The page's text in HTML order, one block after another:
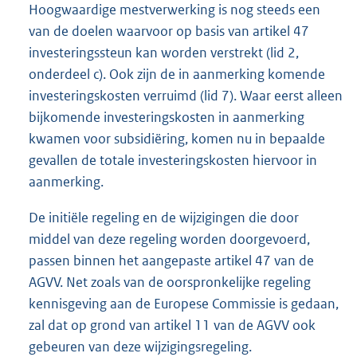
Hoogwaardige mestverwerking is nog steeds een
van de doelen waarvoor op basis van artikel 47
investeringssteun kan worden verstrekt (lid 2,
onderdeel c). Ook zijn de in aanmerking komende
investeringskosten verruimd (lid 7). Waar eerst alleen
bijkomende investeringskosten in aanmerking
kwamen voor subsidiëring, komen nu in bepaalde
gevallen de totale investeringskosten hiervoor in
aanmerking.
De initiële regeling en de wijzigingen die door
middel van deze regeling worden doorgevoerd,
passen binnen het aangepaste artikel 47 van de
AGVV. Net zoals van de oorspronkelijke regeling
kennisgeving aan de Europese Commissie is gedaan,
zal dat op grond van artikel 11 van de AGVV ook
gebeuren van deze wijzigingsregeling.